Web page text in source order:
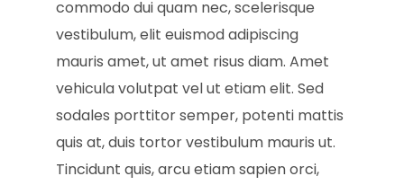
commodo dui quam nec, scelerisque
vestibulum, elit euismod adipiscing
mauris amet, ut amet risus diam. Amet
vehicula volutpat vel ut etiam elit. Sed
sodales porttitor semper, potenti mattis
quis at, duis tortor vestibulum mauris ut.
Tincidunt quis, arcu etiam sapien orci,